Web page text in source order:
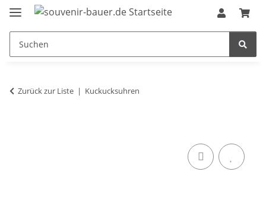
Zurück zur Liste Kuckucksuhren